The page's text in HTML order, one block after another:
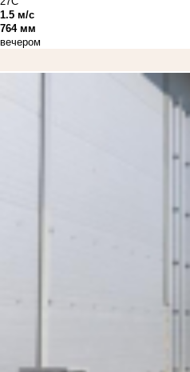
1.5 м/с
764 мм
вечером